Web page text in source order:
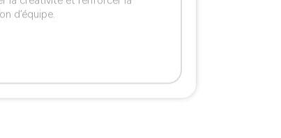
d’équipe.